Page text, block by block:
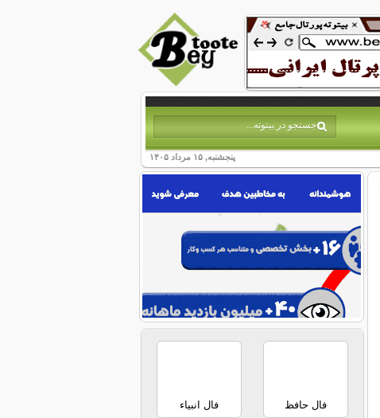
پنجشنبه, ۱۵ مرداد ۱۴۰۵
فال حافظ فال انبیاء